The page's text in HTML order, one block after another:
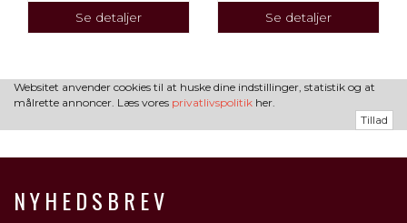
Se detaljer Se detaljer
Websitet anvender cookies til at huske dine indstillinger, statistik og at
målrette annoncer. Læs vores privatlivspolitik her.
Tillad
NYHEDSBREV